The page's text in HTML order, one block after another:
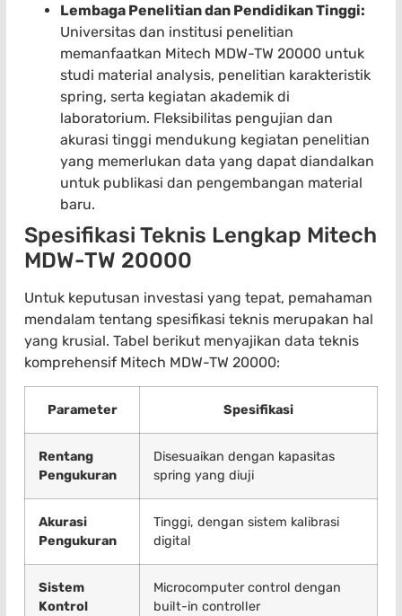
Lembaga Penelitian dan Pendidikan Tinggi:
Universitas dan institusi penelitian
memanfaatkan Mitech MDW-TW 20000 untuk
studi material analysis, penelitian karakteristik
spring, serta kegiatan akademik di
laboratorium. Fleksibilitas pengujian dan
akurasi tinggi mendukung kegiatan penelitian
yang memerlukan data yang dapat diandalkan
untuk publikasi dan pengembangan material
baru.
Spesifikasi Teknis Lengkap Mitech
MDW-TW 20000
Untuk keputusan investasi yang tepat, pemahaman
mendalam tentang spesifikasi teknis merupakan hal
yang krusial. Tabel berikut menyajikan data teknis
komprehensif Mitech MDW-TW 20000:
Parameter Spesifikasi
Rentang
Pengukuran
Disesuaikan dengan kapasitas
spring yang diuji
Akurasi
Pengukuran
Tinggi, dengan sistem kalibrasi
digital
Sistem
Kontrol
Microcomputer control dengan
built-in controller